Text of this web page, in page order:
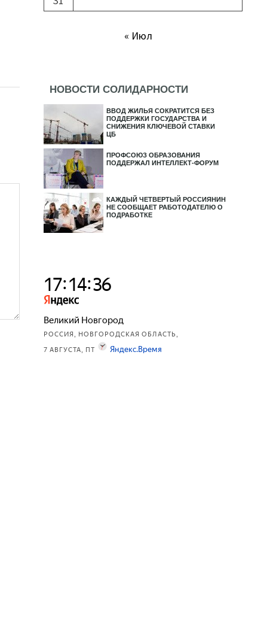
« Июл
НОВОСТИ СОЛИДАРНОСТИ
ВВОД ЖИЛЬЯ СОКРАТИТСЯ БЕЗ
ПОДДЕРЖКИ ГОСУДАРСТВА И
СНИЖЕНИЯ КЛЮЧЕВОЙ СТАВКИ
ЦБ
ПРОФСОЮЗ ОБРАЗОВАНИЯ
ПОДДЕРЖАЛ ИНТЕЛЛЕКТ-ФОРУМ
КАЖДЫЙ ЧЕТВЕРТЫЙ РОССИЯНИН
НЕ СООБЩАЕТ РАБОТОДАТЕЛЮ О
ПОДРАБОТКЕ